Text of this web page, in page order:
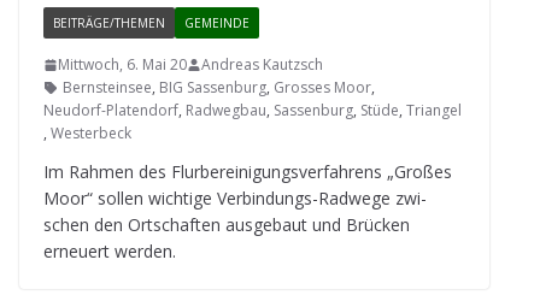
BEITRÄGE/THEMEN GEMEINDE
Mittwoch, 6. Mai 20
Andreas Kautzsch
Bernsteinsee, BIG Sassenburg, Grosses Moor,
Neudorf-Platendorf, Radwegbau, Sassenburg, Stüde, Triangel
, Westerbeck
Im Rah­men des Flur­be­rei­ni­gungs­ver­fah­rens „Gro­ßes
Moor“ sol­len wich­tige Ver­bin­dungs-Rad­wege zwi­
schen den Ort­schaf­ten aus­ge­baut und Brü­cken
erneu­ert werden.